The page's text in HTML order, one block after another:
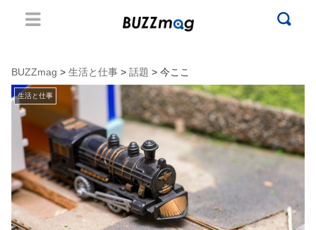
BUZZmag > 生活と仕事 > 話題 > 今ここ
生活と仕事